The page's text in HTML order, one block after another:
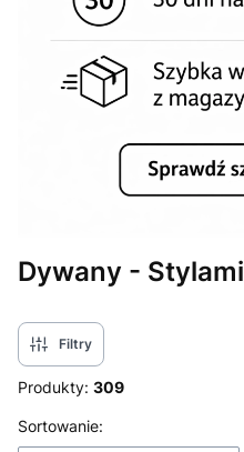
Dywany - Stylami
Filtry
Produkty: 309
Lista produktów
Sortowanie: